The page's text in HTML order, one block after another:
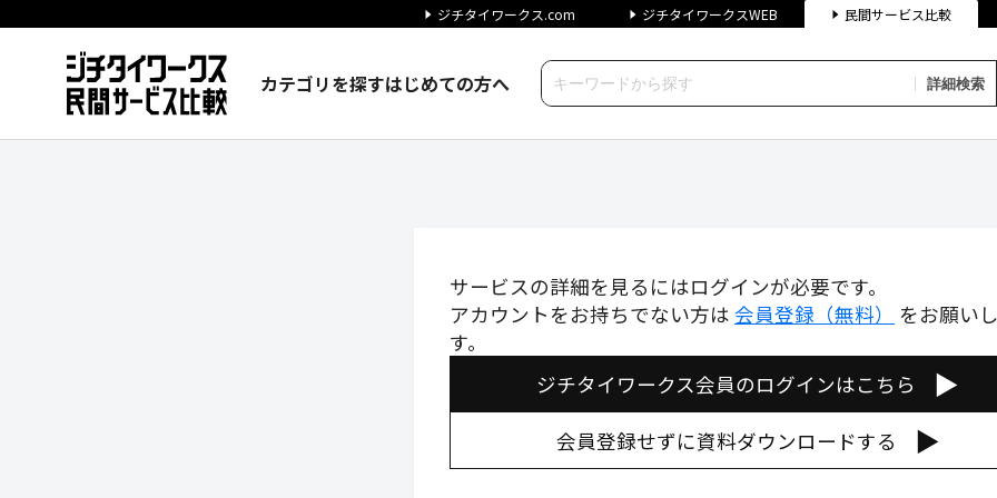
ジチタイワークス.com ジチタイワークスWEB 民間サービス比較
カテゴリを探すはじめての方へ 詳細検索
サービスの詳細を見るにはログインが必要です。
アカウントをお持ちでない方は 会員登録（無料）
をお願い
す。
ジチタイワークス会員のログインはこちら
▶
会員登録せずに資料ダウンロードする ▶